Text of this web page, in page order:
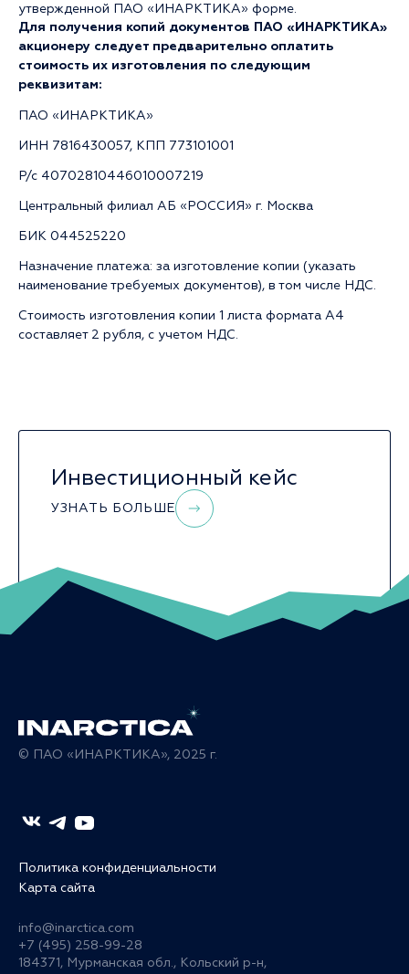
утвержденной ПАО «ИНАРКТИКА» форме.
Для получения копий документов ПАО «ИНАРКТИКА»
акционеру следует предварительно оплатить
стоимость их изготовления по следующим
реквизитам:
ПАО «ИНАРКТИКА»
ИНН 7816430057, КПП 773101001
Р/с 40702810446010007219
Центральный филиал АБ «РОССИЯ» г. Москва
БИК 044525220
Назначение платежа: за изготовление копии (указать
наименование требуемых документов), в том числе НДС.
Стоимость изготовления копии 1 листа формата А4
составляет 2 рубля, с учетом НДС.
Инвестиционный кейс
УЗНАТЬ БОЛЬШЕ
© ПАО «ИНАРКТИКА», 2025 г.
Политика конфиденциальности
Карта сайта
info@inarctica.com
+7 (495) 258-99-28
184371, Мурманская обл., Кольский р-н,